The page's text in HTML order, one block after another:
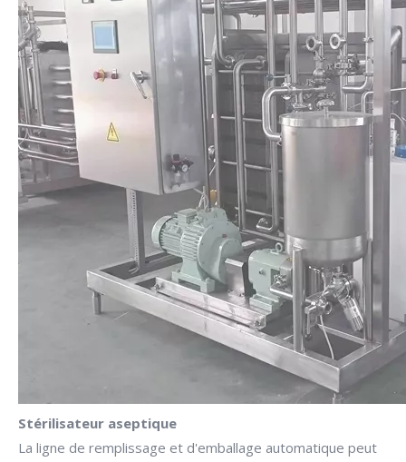
Stérilisateur aseptique
La ligne de remplissage et d'emballage automatique peut